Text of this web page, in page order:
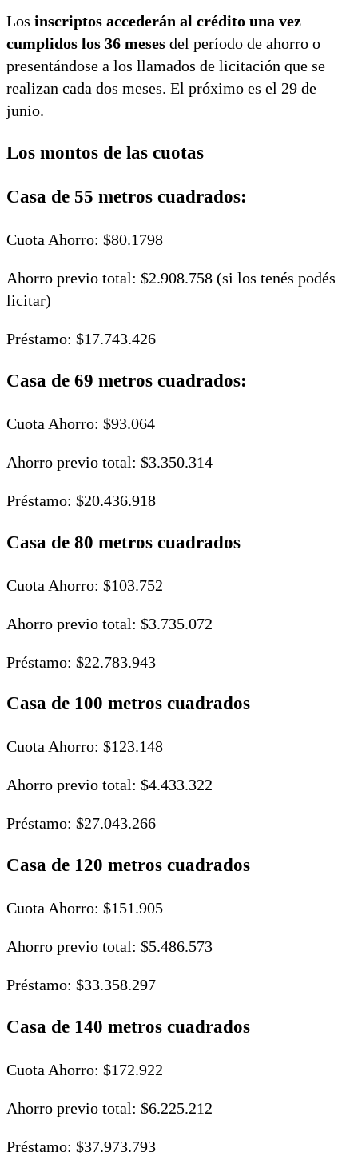
Los inscriptos accederán al crédito una vez
cumplidos los 36 meses del período de ahorro o
presentándose a los llamados de licitación que se
realizan cada dos meses. El próximo es el 29 de
junio.
Los montos de las cuotas
Casa de 55 metros cuadrados:
Cuota Ahorro: $80.1798
Ahorro previo total: $2.908.758 (si los tenés podés
licitar)
Préstamo: $17.743.426
Casa de 69 metros cuadrados:
Cuota Ahorro: $93.064
Ahorro previo total: $3.350.314
Préstamo: $20.436.918
Casa de 80 metros cuadrados
Cuota Ahorro: $103.752
Ahorro previo total: $3.735.072
Préstamo: $22.783.943
Casa de 100 metros cuadrados
Cuota Ahorro: $123.148
Ahorro previo total: $4.433.322
Préstamo: $27.043.266
Casa de 120 metros cuadrados
Cuota Ahorro: $151.905
Ahorro previo total: $5.486.573
Préstamo: $33.358.297
Casa de 140 metros cuadrados
Cuota Ahorro: $172.922
Ahorro previo total: $6.225.212
Préstamo: $37.973.793